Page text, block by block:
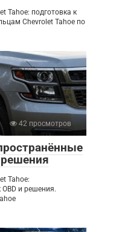
Tahoe: подготовка к
Chevrolet Tahoe по
42 просмотров
Tahoe:
и решения.